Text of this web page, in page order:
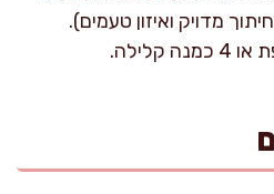
מדויק ואיזון טעמים).